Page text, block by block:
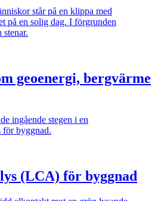
geoenergi, bergvärme
(LCA) för byggnad